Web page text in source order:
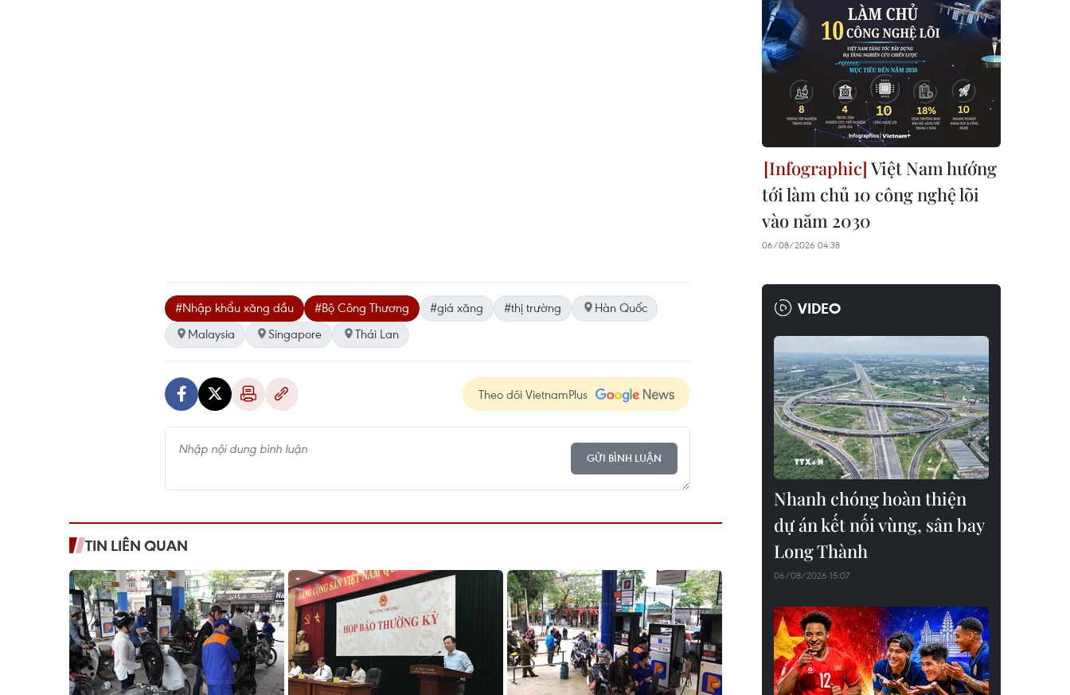
#Nhập khẩu xăng dầu #Bộ Công Thương #giá xăng #thị trường
Hàn Quốc
Malaysia
Singapore Thái Lan
Theo dõi VietnamPlus
GỬI BÌNH LUẬN
TIN LIÊN QUAN
Việt Nam hướng
tới làm chủ 10 công nghệ lõi
vào năm 2030
06/08/2026 04:38
VIDEO
Nhanh chóng hoàn thiện
dự án kết nối vùng, sân bay
Long Thành
06/08/2026 15:07